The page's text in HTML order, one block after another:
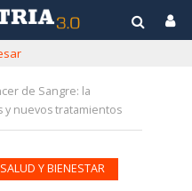
de Sangre: la
y nuevos tratamientos
SALUD Y BIENESTAR